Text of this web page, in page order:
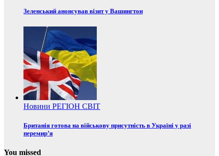
Зеленський анонсував візит у Вашингтон
Новини РЕГІОН СВІТ
Британія готова на військову присутність в Україні у разі
перемир’я
You missed